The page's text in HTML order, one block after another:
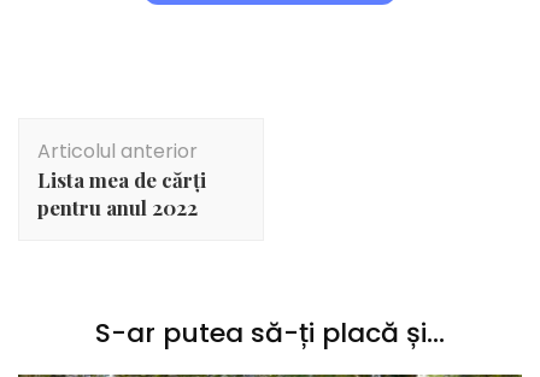
în
articole
Articolul anterior
Lista mea de cărți
pentru anul 2022
S-ar putea să-ți placă și...